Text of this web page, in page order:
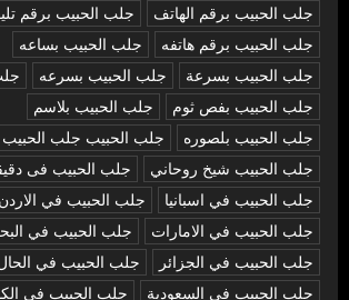
جلب الحبيب برقم الهاتف
جلب الحبيب برقم
جلب الحبيب برقم هاتفه
جلب الحبيب بساعه
جلب الحبيب بسرعة
جلب الحبيب بسرعه
جلب الحبيب بفص ثوم
جلب الحبيب بلاسم
جلب الحبيب بلصوره
جلب الحبيب جلب الحبيب
جلب الحبيب شيخ روحاني
جلب الحبيب فى
جلب الحبيب في اسبانيا
جلب الحبيب في الاردن
جلب الحبيب في الامارات
جلب الحبيب في
جلب الحبيب في الجزائر
جلب الحبيب في
جلب الحبيب في السعودية
جلب الحبيب في